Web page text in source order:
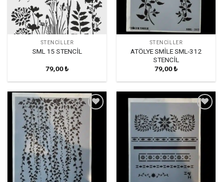
STENCILLER
SML 15 STENCİL
79,00₺
STENCILLER
ATÖLYE SMİLE SML-312
STENCİL
79,00₺
Favorilerime
Ekle
Favorilerime
Ekle